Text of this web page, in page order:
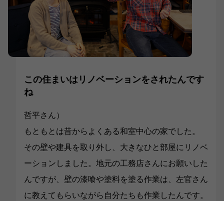
この住まいはリノベーションをされたんです
ね
哲平さん）
もともとは昔からよくある和室中心の家でした。
その壁や建具を取り外し、大きなひと部屋にリノベ
ーションしました。地元の工務店さんにお願いした
んですが、壁の漆喰や塗料を塗る作業は、左官さん
に教えてもらいながら自分たちも作業したんです。